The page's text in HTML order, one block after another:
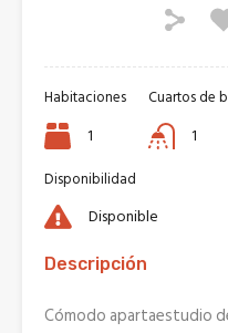
Habitaciones
1
Cuartos de
1
Disponibilidad
Disponible
Descripción
Cómodo apartaestudio